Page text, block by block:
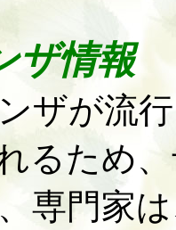
ザ情報
が流行
るため
専門家